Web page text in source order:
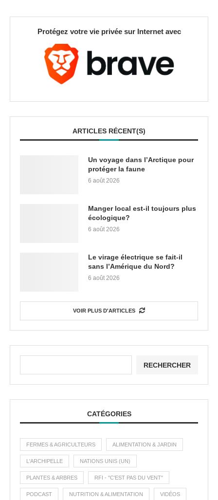
Protégez votre vie privée sur Internet avec
ARTICLES RÉCENT(S)
Un voyage dans l’Arctique pour
protéger la faune
6 août 2026
Manger local est-il toujours plus
écologique?
6 août 2026
Le virage électrique se fait-il
sans l’Amérique du Nord?
6 août 2026
VOIR PLUS D'ARTICLES
RECHERCHER
CATÉGORIES
FERMES & AGRICULTEURS ALIMENTATION & JARDIN
L'ARCHIPELLE NATIONS UNIS (UN)
PLANTES & ARBRES RFI - "C'EST PAS DU VENT"
PODCAST NUTRITION & ALIMENTATION VIDÉOS